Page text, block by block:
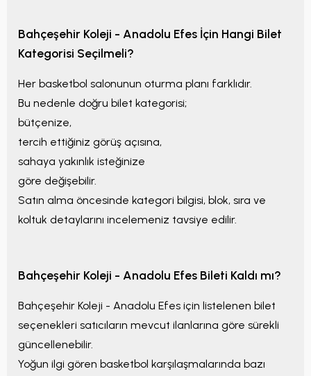
Bahçeşehir Koleji - Anadolu Efes İçin Hangi Bilet
Kategorisi Seçilmeli?
Her basketbol salonunun oturma planı farklıdır.
Bu nedenle doğru bilet kategorisi;
bütçenize,
tercih ettiğiniz görüş açısına,
sahaya yakınlık isteğinize
göre değişebilir.
Satın alma öncesinde kategori bilgisi, blok, sıra ve
koltuk detaylarını incelemeniz tavsiye edilir.
Bahçeşehir Koleji - Anadolu Efes Bileti Kaldı mı?
Bahçeşehir Koleji - Anadolu Efes için listelenen bilet
seçenekleri satıcıların mevcut ilanlarına göre sürekli
güncellenebilir.
Yoğun ilgi gören basketbol karşılaşmalarında bazı